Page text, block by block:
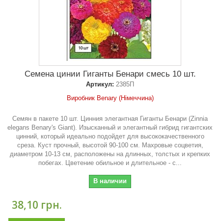
Семена цинии Гиганты Бенари смесь 10 шт.
Артикул: 2385П
Виробник Benary (Німеччина)
Семян в пакете 10 шт. Цинния элегантная Гиганты Бенари (Zinnia
elegans Benary's Giant). Изысканный и элегантный гибрид гигантских
цинний, который идеально подойдет для высококачественного
среза. Куст прочный, высотой 90-100 см. Махровые соцветия,
диаметром 10-13 см, расположены на длинных, толстых и крепких
побегах. Цветение обильное и длительное - с...
В наличии
38,10 грн.